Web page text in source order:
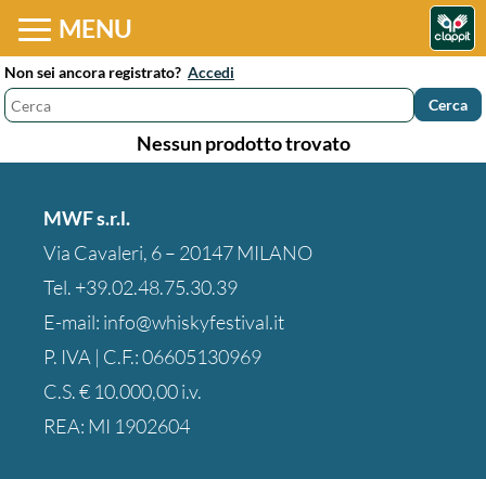
MENU
Non sei ancora registrato? Accedi
Nessun prodotto trovato
MWF s.r.l.
Via Cavaleri, 6 – 20147 MILANO
Tel. +39.02.48.75.30.39
E-mail: info@whiskyfestival.it
P. IVA | C.F.: 06605130969
C.S. € 10.000,00 i.v.
REA: MI 1902604